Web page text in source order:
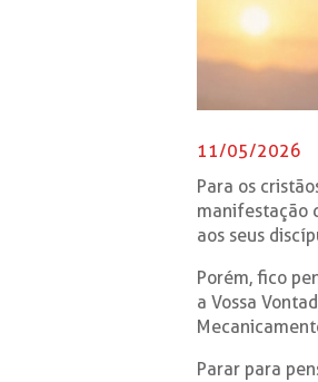
11/05/2026
Para os
manifestação
aos seus
Porém, fico
a Vossa
Parar para